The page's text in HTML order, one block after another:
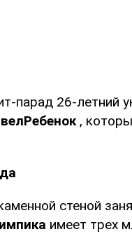
парад 26-летний
Ребенок,
стеной
имеет трех